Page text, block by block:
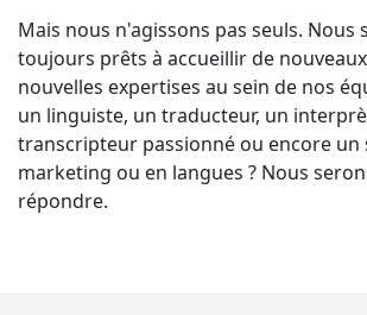
Toutes les solutions
Solutions par Secteur
Sciences de la vie
Mais nous n'agissons pas seuls. Nous
toujours prêts à accueillir de
nouvelles expertises au sein de nos
un linguiste, un traducteur, un
transcripteur passionné ou encore un
marketing ou en langues ? Nous
répondre.